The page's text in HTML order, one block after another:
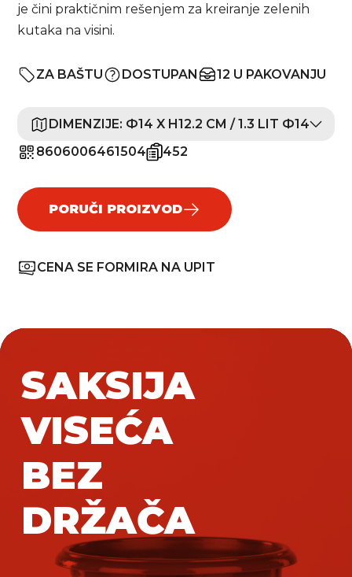
je čini praktičnim rešenjem za kreiranje zelenih
kutaka na visini.
ZA BAŠTU DOSTUPAN 12 U PAKOVANJU
DIMENZIJE: Ф14 X H12.2 CM / 1.3 LIT Ф14
8606006461504
452
PORUČI PROIZVOD
CENA SE FORMIRA NA UPIT
SAKSIJA
VISEĆA
BEZ
DRŽAČA